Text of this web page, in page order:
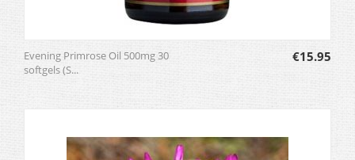
Evening Primrose Oil 500mg 30
softgels (S...
€15.95